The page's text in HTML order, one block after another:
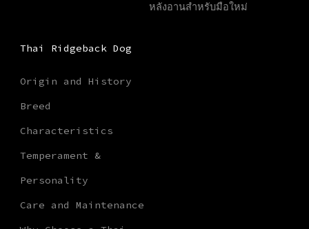
หลังอานสำหรับมือใหม่
Thai Ridgeback Dog
Origin and History
Breed
Characteristics
Temperament &
Personality
Care and Maintenance